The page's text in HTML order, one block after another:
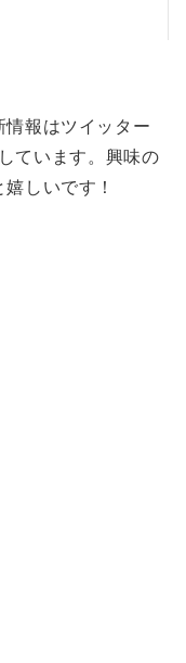
報はツイッター
ています。興味の
しいです！